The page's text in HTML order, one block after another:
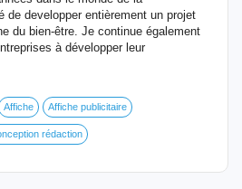
de developper entièrement un projet
du bien-être. Je continue également
à développer leur
Affiche Affiche publicitaire
rédaction